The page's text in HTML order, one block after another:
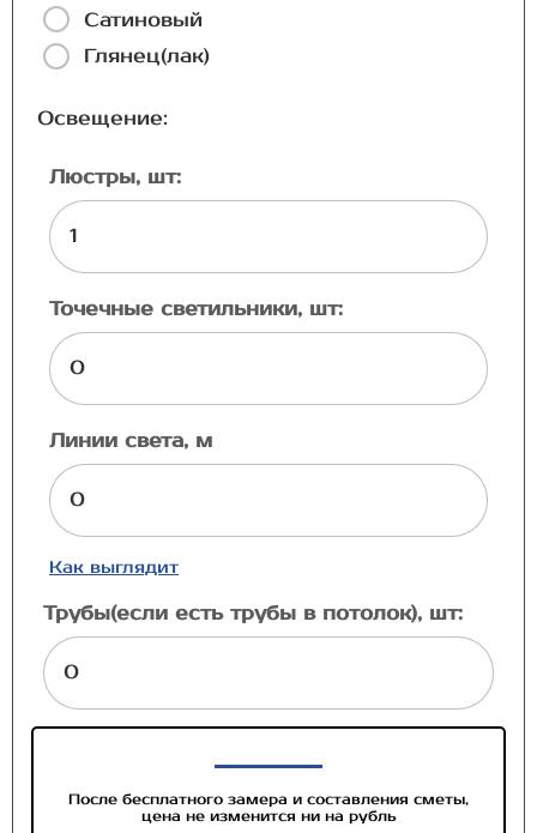
Сатиновый
Глянец(лак)
Освещение:
Люстры, шт:
Точечные светильники, шт:
Линии света, м
Как выглядит
Трубы(если есть трубы в потолок), шт:
После бесплатного замера и составления сметы,
цена не изменится ни на рубль